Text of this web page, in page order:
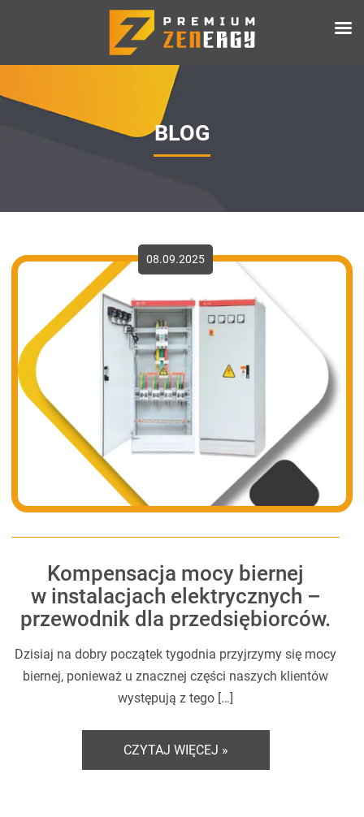
BLOG
08.09.2025
Kompensacja mocy biernej
w instalacjach elektrycznych –
przewodnik dla przedsiębiorców.
Dzisiaj na dobry początek tygodnia przyjrzymy się mocy
biernej, ponieważ u znacznej części naszych klientów
występują z tego […]
CZYTAJ WIĘCEJ »